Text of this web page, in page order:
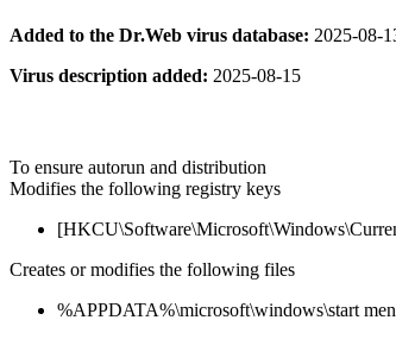
Added to the Dr.Web virus database: 2025-08-
Virus description added: 2025-08-15
To ensure autorun and distribution
Modifies the following registry keys
Creates or modifies the following files
%APPDATA%\microsoft\windows\start